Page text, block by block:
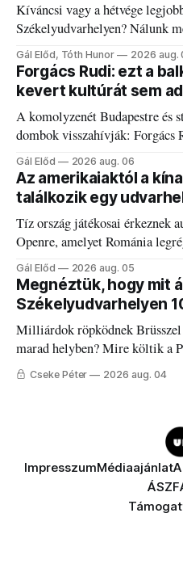
Kíváncsi vagy a hétvége
Székelyudvarhelyen? Nálunk
a fogaddal, a fogorvosi ügyeletet
Gál Előd, Tóth Hunor 2026 aug.
Forgács Rudi: ezt a
kevert kultúrát sem
A komolyzenét Budapestre és
dombok visszahívják: Forgács
és határokról.
Gál Előd 2026 aug. 06
Az amerikaiaktól a
találkozik egy
Tíz ország játékosai érkeznek
Openre, amelyet Románia
discgolfpályáján rendeznek meg.
Gál Előd 2026 aug. 05
Megnéztük, hogy mit
Székelyudvarhelyen
Milliárdok röpködnek
marad helyben? Mire költik a
Cseke Péter 2026 aug. 04
ImpresszumMédiaajánlat
ÁSZF